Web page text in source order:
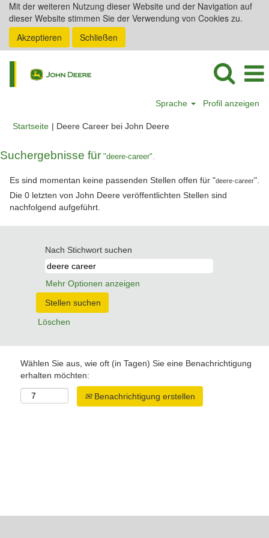
Mit der weiteren Nutzung dieser Website und der Navigation auf
dieser Website stimmen Sie der Verwendung von Cookies zu.
Akzeptieren
Schließen
Sprache Profil anzeigen
Startseite | Deere Career bei John Deere(aktuelle
Suchergebnisse für "deere-career".
Es sind momentan keine passenden Stellen offen für "deere-career".
Die 0 letzten von John Deere veröffentlichten Stellen sind
nachfolgend aufgeführt.
Nach Stichwort suchen
Mehr Optionen anzeigen
Löschen
Wählen Sie aus, wie oft (in Tagen) Sie eine Benachrichtigung
erhalten möchten:
Benachrichtigung erstellen